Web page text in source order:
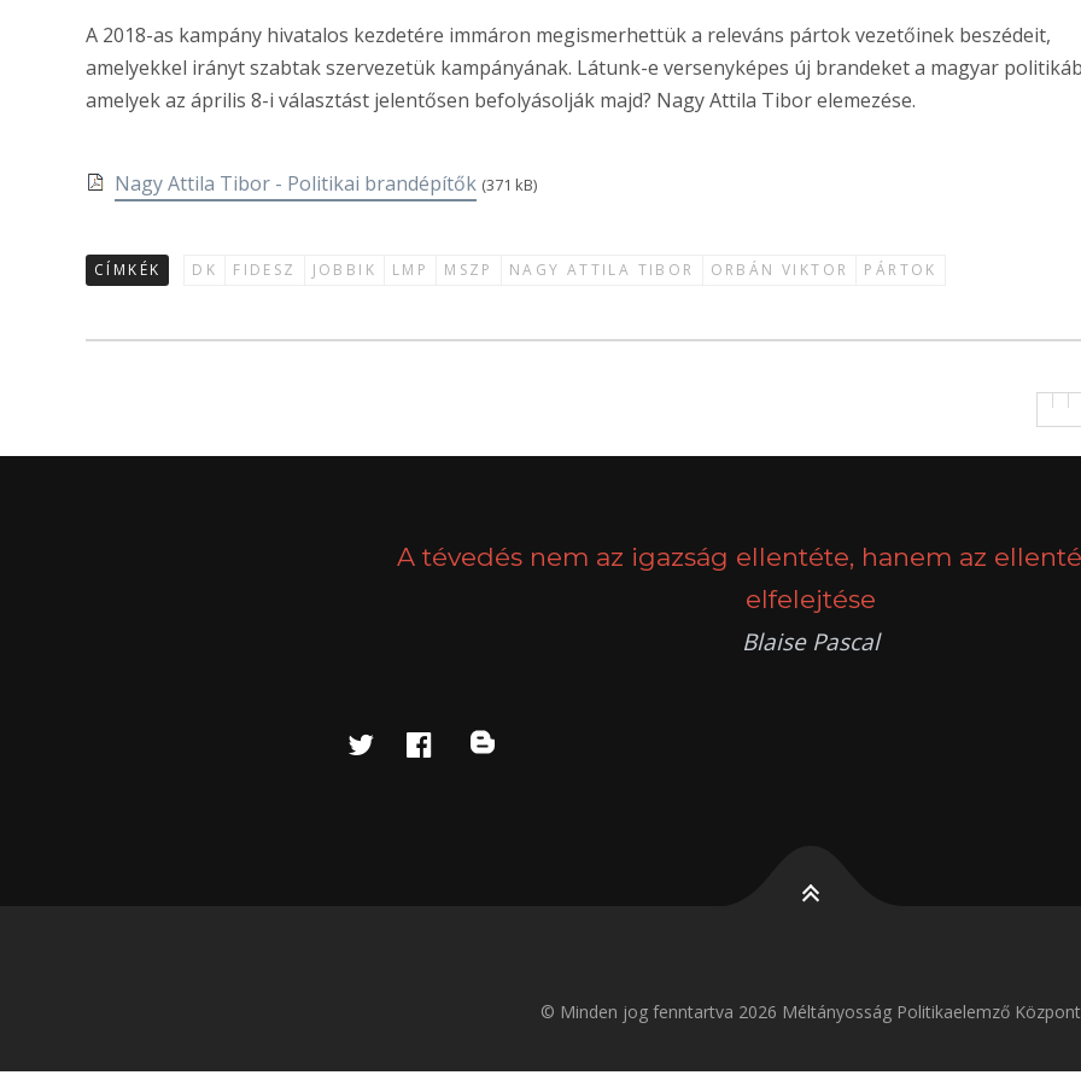
A 2018-as kampány hivatalos kezdetére immáron megismerhettük a releváns pártok vezetőinek beszédeit,
amelyekkel irányt szabtak szervezetük kampányának. Látunk-e versenyképes új brandeket a magyar
amelyek az április 8-i választást jelentősen befolyásolják majd? Nagy Attila Tibor elemezése.
Nagy Attila Tibor - Politikai brandépítők (371 kB)
CÍMKÉK DK FIDESZ JOBBIK LMP MSZP NAGY ATTILA TIBOR ORBÁN VIKTOR PÁRTOK
A tévedés nem az igazság ellentéte, hanem az
elfelejtése
Blaise Pascal
twitterfacebook
blog
© Minden jog fenntartva 2026 Méltányosság Politikaelemző Központ